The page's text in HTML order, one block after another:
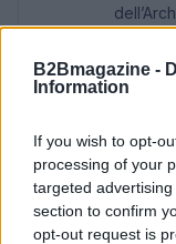
B2Bmagazine -
Information
If you wish to opt-
processing of your
targeted
section to confirm
opt-out request is
sulle
segnò